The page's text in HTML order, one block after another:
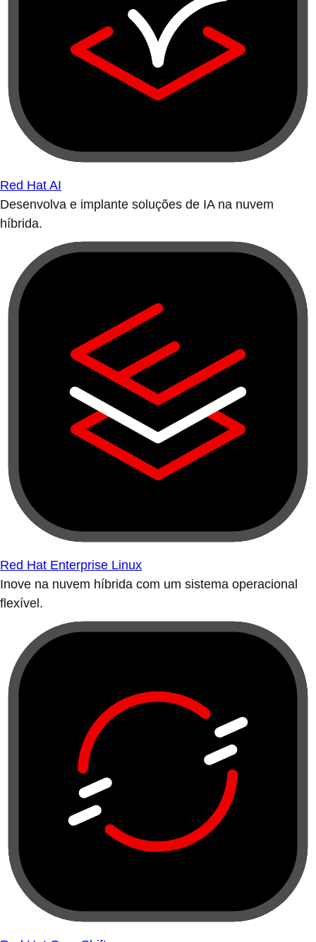
Red Hat AI
Desenvolva e implante soluções de IA na nuvem
híbrida.
Red Hat Enterprise Linux
Inove na nuvem híbrida com um sistema operacional
flexível.